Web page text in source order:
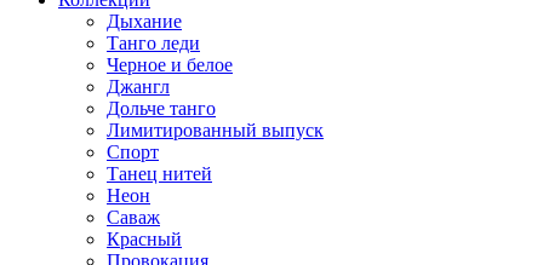
Дыхание
Танго леди
Черное и белое
Джангл
Дольче танго
Лимитированный выпуск
Спорт
Танец нитей
Неон
Саваж
Красный
Провокация